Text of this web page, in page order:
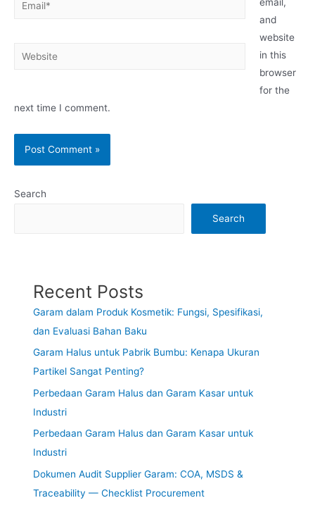
Website
and
website
in this
browser
for the
next time I comment.
Search
Search
Recent Posts
Garam dalam Produk Kosmetik: Fungsi, Spesifikasi,
dan Evaluasi Bahan Baku
Garam Halus untuk Pabrik Bumbu: Kenapa Ukuran
Partikel Sangat Penting?
Perbedaan Garam Halus dan Garam Kasar untuk
Industri
Perbedaan Garam Halus dan Garam Kasar untuk
Industri
Dokumen Audit Supplier Garam: COA, MSDS &
Traceability — Checklist Procurement